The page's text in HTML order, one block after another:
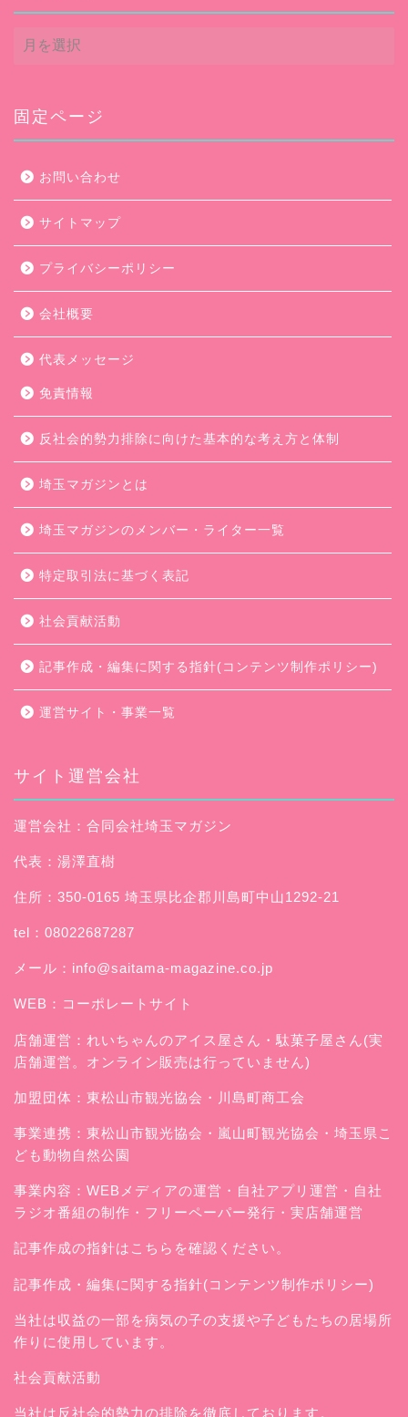
ア
ー
ブ
固定ページ
お問い合わせ
サイトマップ
プライバシーポリシー
会社概要
代表メッセージ
免責情報
反社会的勢力排除に向けた基本的な考え方と体制
埼玉マガジンとは
埼玉マガジンのメンバー・ライター一覧
特定取引法に基づく表記
社会貢献活動
記事作成・編集に関する指針(コンテンツ制作ポリシー)
運営サイト・事業一覧
サイト運営会社
運営会社：合同会社埼玉マガジン
代表：湯澤直樹
住所：350-0165 埼玉県比企郡川島町中山1292-21
tel：08022687287
メール： info@saitama-magazine.co.jp
WEB： コーポレートサイト
店舗運営： れいちゃんのアイス屋さん ・駄菓子屋さん(実
店舗運営。オンライン販売は行っていません)
加盟団体：東松山市観光協会・川島町商工会
事業連携：東松山市観光協会・嵐山町観光協会・埼玉県こ
ども動物自然公園
事業内容：WEBメディアの運営・自社アプリ運営・自社
ラジオ番組の制作・フリーペーパー発行・実店舗運営
記事作成の指針はこちらを確認ください。
記事作成・編集に関する指針(コンテンツ制作ポリシー)
当社は収益の一部を病気の子の支援や子どもたちの居場所
作りに使用しています。
社会貢献活動
当社は反社会的勢力の排除を徹底しております。